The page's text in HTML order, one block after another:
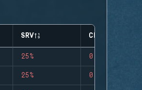
SRV CLUTCHES
25% 0
25% 0